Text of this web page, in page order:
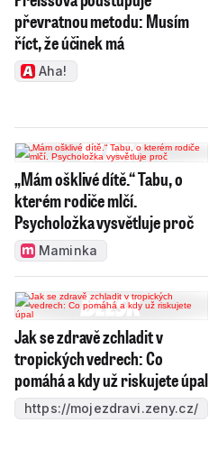
převratnou metodu: Musím
říct, že účinek má
Aha!
„Mám ošklivé dítě.“ Tabu, o
kterém rodiče mlčí.
Psycholožka vysvětluje proč
Maminka
Jak se zdravě zchladit v
tropických vedrech: Co
pomáhá a kdy už riskujete úpal
https://mojezdravi.zeny.cz/